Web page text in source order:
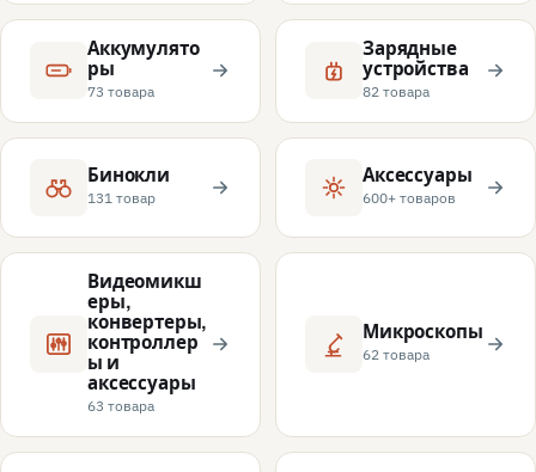
Аккумулято
ры
73 товара
Зарядные
устройства
82 товара
Бинокли
131 товар
Аксессуары
600+ товаров
Видеомикш
еры,
конвертеры,
контроллер
ы и
аксессуары
63 товара
Микроскопы
62 товара